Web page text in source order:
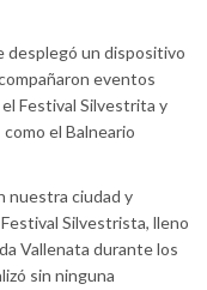
desplegó un dispositivo
eventos
Festival Silvestrita y
el Balneario
nuestra ciudad y
Silvestrista, lleno
Vallenata durante los
sin ninguna